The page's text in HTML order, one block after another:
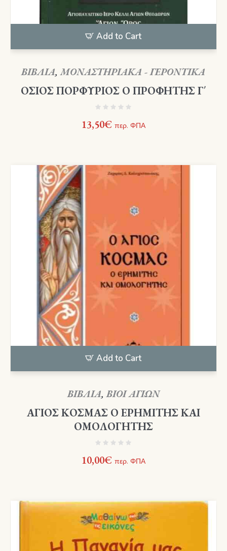
Add to Cart
ΒΙΒΛΙΑ,ΜΟΝΑΣΤΗΡΙΑΚΑ - ΓΕΡΟΝΤΙΚΑ
ΟΣΙΟΣ ΠΟΡΦΥΡΙΟΣ Ο ΠΡΟΦΗΤΗΣ Γ΄
13,50€ περ. ΦΠΑ
Add to Cart
ΒΙΒΛΙΑ,ΒΙΟΙ ΑΓΙΩΝ
ΑΓΙΟΣ ΚΟΣΜΑΣ Ο ΕΡΗΜΙΤΗΣ ΚΑΙ
ΟΜΟΛΟΓΗΤΗΣ
10,00€ περ. ΦΠΑ